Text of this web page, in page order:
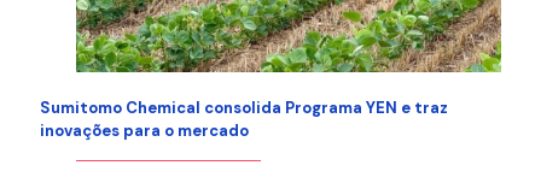
Sumitomo Chemical consolida Programa YEN e traz
inovações para o mercado